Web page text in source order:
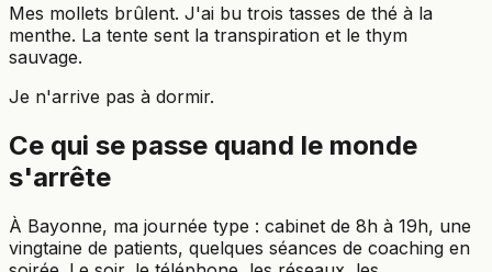
Mes mollets brûlent. J'ai bu trois tasses de thé à la
menthe. La tente sent la transpiration et le thym
sauvage.
Je n'arrive pas à dormir.
Ce qui se passe quand le monde
s'arrête
À Bayonne, ma journée type : cabinet de 8h à 19h, une
vingtaine de patients, quelques séances de coaching en